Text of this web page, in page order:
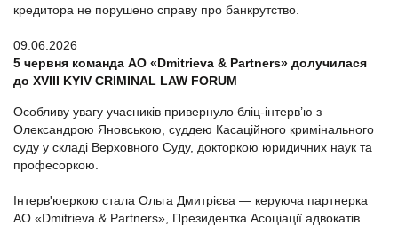
кредитора не порушено справу про банкрутство.
09.06.2026
5 червня команда АО «Dmitrieva & Partners» долучилася
до XVIII KYIV CRIMINAL LAW FORUM
Особливу увагу учасників привернуло бліц-інтерв’ю з
Олександрою Яновською, суддею Касаційного кримінального
суду у складі Верховного Суду, докторкою юридичних наук та
професоркою.
Інтерв'юеркою стала Ольга Дмитрієва — керуюча партнерка
АО «Dmitrieva & Partners», Президентка Асоціації адвокатів